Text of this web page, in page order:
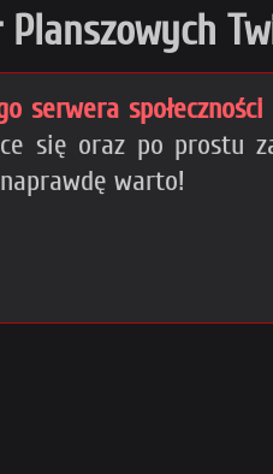
serwera
się oraz po prostu
warto!